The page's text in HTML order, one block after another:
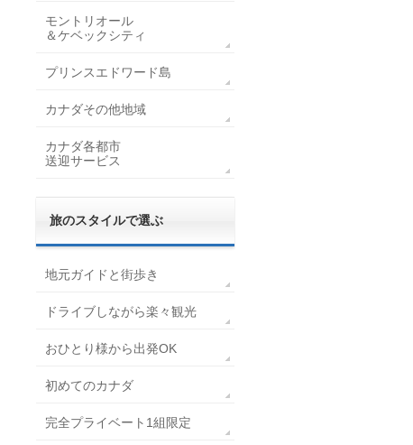
モントリオール
＆ケベックシティ
プリンスエドワード島
カナダその他地域
カナダ各都市
送迎サービス
旅のスタイルで選ぶ
地元ガイドと街歩き
ドライブしながら楽々観光
おひとり様から出発OK
初めてのカナダ
完全プライベート1組限定